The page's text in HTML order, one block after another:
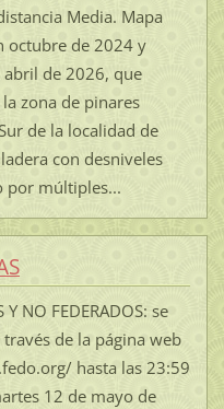
Media. Mapa
octubre de 2024 y
abril de 2026, que
zona de pinares
de la localidad de
con desniveles
por múltiples...
Y NO FEDERADOS: se
de la página web
hasta las 23:59
12 de mayo de